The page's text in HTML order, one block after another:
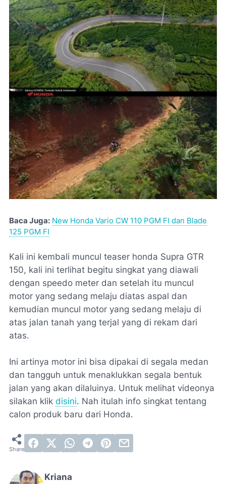
Baca Juga: New Honda Vario CW 110 PGM FI dan Blade
125 PGM FI
Kali ini kembali muncul teaser honda Supra GTR
150, kali ini terlihat begitu singkat yang diawali
dengan speedo meter dan setelah itu muncul
motor yang sedang melaju diatas aspal dan
kemudian muncul motor yang sedang melaju di
atas jalan tanah yang terjal yang di rekam dari
atas.
Ini artinya motor ini bisa dipakai di segala medan
dan tangguh untuk menaklukkan segala bentuk
jalan yang akan dilaluinya. Untuk melihat videonya
silakan klik disini. Nah itulah info singkat tentang
calon produk baru dari Honda.
Kriana